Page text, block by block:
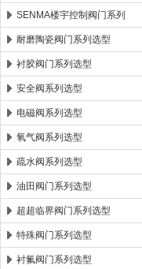
SENMA楼宇控制阀门系列
耐磨陶瓷阀门系列选型
衬胶阀门系列选型
安全阀系列选型
电磁阀系列选型
氧气阀系列选型
疏水阀系列选型
油田阀门系列选型
超超临界阀门系列选型
特殊阀门系列选型
衬氟阀门系列选型